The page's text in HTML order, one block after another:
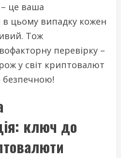
це ваша
в цьому випадку кожен
Тож
перевірку –
у світ криптовалют
безпечною!
ключ до